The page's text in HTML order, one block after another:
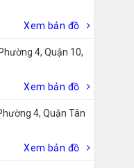
Xem bản đồ
4, Quận 10,
Xem bản đồ
4, Quận Tân
Xem bản đồ